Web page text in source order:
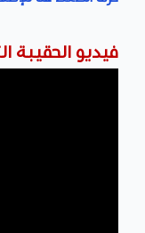
فيديو الحقيبة